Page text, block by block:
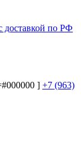
доставкой по РФ
] +7 (963)